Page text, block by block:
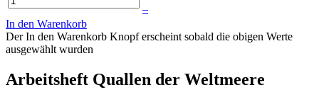
–
In den Warenkorb
Der In den Warenkorb Knopf erscheint sobald die obigen Werte
ausgewählt wurden
Arbeitsheft Quallen der Weltmeere